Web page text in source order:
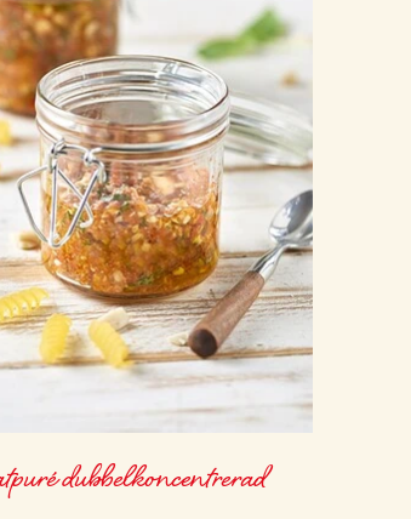
dubbelkoncentrerad